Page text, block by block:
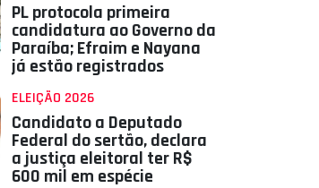
PL protocola primeira
candidatura ao Governo da
Paraíba; Efraim e Nayana
já estão registrados
ELEIÇÃO 2026
Candidato a Deputado
Federal do sertão, declara
a justiça eleitoral ter R$
600 mil em espécie